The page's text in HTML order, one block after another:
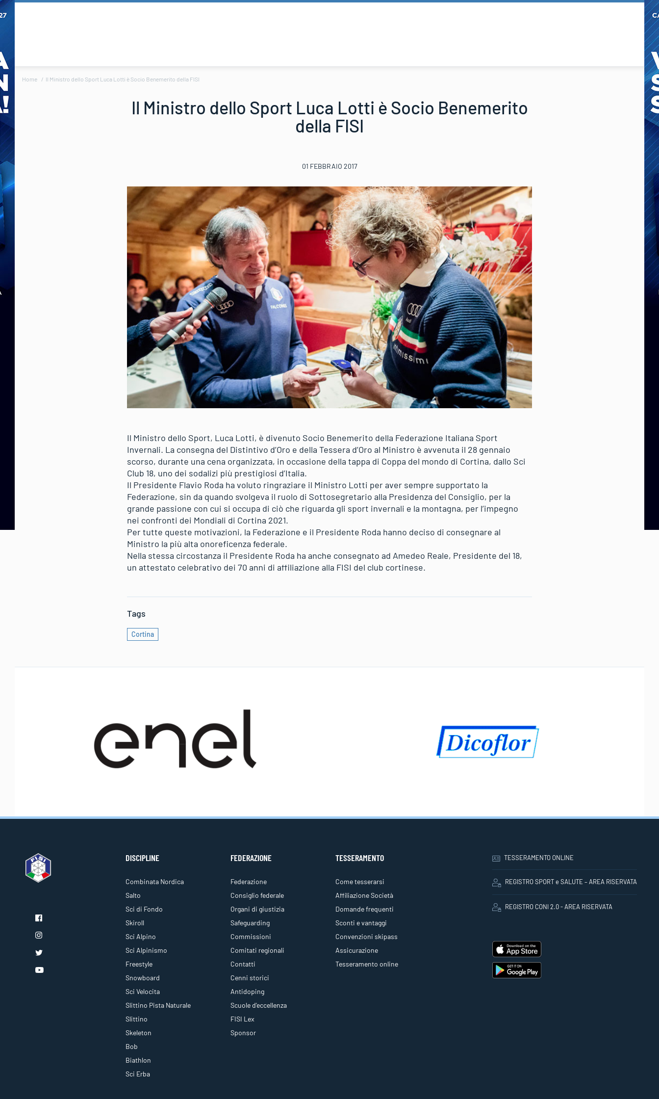
Home Il Ministro dello Sport Luca Lotti è Socio Benemerito della FISI
Il Ministro dello Sport Luca Lotti è Socio Benemerito
della FISI
01 FEBBRAIO 2017
Il Ministro dello Sport, Luca Lotti, è divenuto Socio Benemerito della Federazione Italiana Sport
Invernali. La consegna del Distintivo d’Oro e della Tessera d’Oro al Ministro è avvenuta il 28 gennaio
scorso, durante una cena organizzata, in occasione della tappa di Coppa del mondo di Cortina, dallo Sci
Club 18, uno dei sodalizi più prestigiosi d’Italia.
Il Presidente Flavio Roda ha voluto ringraziare il Ministro Lotti per aver sempre supportato la
Federazione, sin da quando svolgeva il ruolo di Sottosegretario alla Presidenza del Consiglio, per la
grande passione con cui si occupa di ciò che riguarda gli sport invernali e la montagna, per l’impegno
nei confronti dei Mondiali di Cortina 2021.
Per tutte queste motivazioni, la Federazione e il Presidente Roda hanno deciso di consegnare al
Ministro la più alta onoreficenza federale.
Nella stessa circostanza il Presidente Roda ha anche consegnato ad Amedeo Reale, Presidente del 18,
un attestato celebrativo dei 70 anni di affiliazione alla FISI del club cortinese.
Tags
Cortina
DISCIPLINE
Combinata Nordica
Salto
Sci di Fondo
Skiroll
Sci Alpino
Sci Alpinismo
Freestyle
Snowboard
Sci Velocita
Slittino Pista Naturale
Slittino
Skeleton
Bob
Biathlon
Sci Erba
FEDERAZIONE
Federazione
Consiglio federale
Organi di giustizia
Safeguarding
Commissioni
Comitati regionali
Contatti
Cenni storici
Antidoping
Scuole d'eccellenza
FISI Lex
Sponsor
TESSERAMENTO
Come tesserarsi
Affiliazione Società
Domande frequenti
Sconti e vantaggi
Convenzioni skipass
Assicurazione
Tesseramento online
TESSERAMENTO ONLINE
REGISTRO SPORT e SALUTE – AREA RISERVATA
REGISTRO CONI 2.0 - AREA RISERVATA